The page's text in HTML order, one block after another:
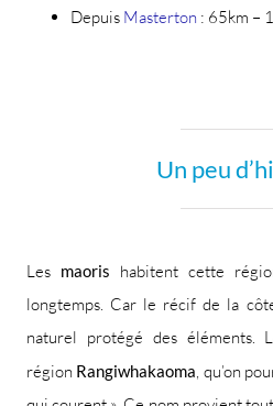
Depuis Masterton : 65km –
Un peu
Les maoris habitent cette
longtemps. Car le récif de la
naturel protégé des éléments.
région Rangiwhakaoma, qu’on